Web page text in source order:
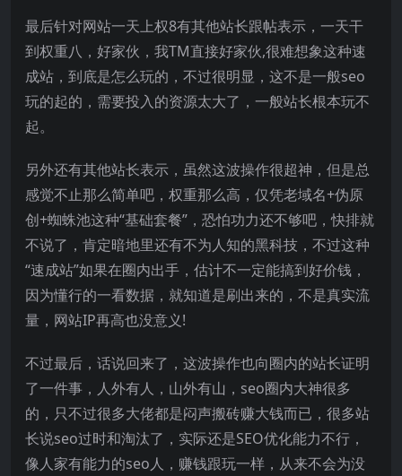
最后针对网站一天上权8有其他站长跟帖表示，一天干
到权重八，好家伙，我TM直接好家伙,很难想象这种速
成站，到底是怎么玩的，不过很明显，这不是一般seo
玩的起的，需要投入的资源太大了，一般站长根本玩不
起。
另外还有其他站长表示，虽然这波操作很超神，但是总
感觉不止那么简单吧，权重那么高，仅凭老域名+伪原
创+蜘蛛池这种“基础套餐”，恐怕功力还不够吧，快排就
不说了，肯定暗地里还有不为人知的黑科技，不过这种
“速成站”如果在圈内出手，估计不一定能搞到好价钱，
因为懂行的一看数据，就知道是刷出来的，不是真实流
量，网站IP再高也没意义!
不过最后，话说回来了，这波操作也向圈内的站长证明
了一件事，人外有人，山外有山，seo圈内大神很多
的，只不过很多大佬都是闷声搬砖赚大钱而已，很多站
长说seo过时和淘汰了，实际还是SEO优化能力不行，
像人家有能力的seo人，赚钱跟玩一样，从来不会为没